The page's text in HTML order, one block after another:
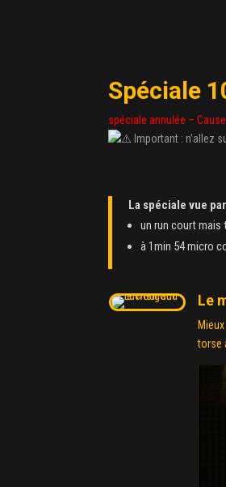
Spéciale
spéciale annulée –
Important : n’allez
La spéciale vue
un run court mais
à 1min 54 micro
Le
torse